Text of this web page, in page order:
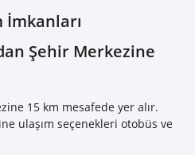
İmkanları
Şehir Merkezine
15 km mesafede yer alır.
ulaşım seçenekleri otobüs ve